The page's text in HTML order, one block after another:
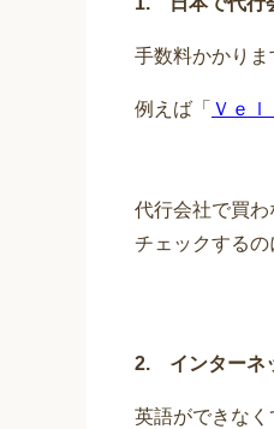
手数料かかり
例えば「 Ｖｅｌ
代行会社で買
チェックする
2. インターネ
英語ができな